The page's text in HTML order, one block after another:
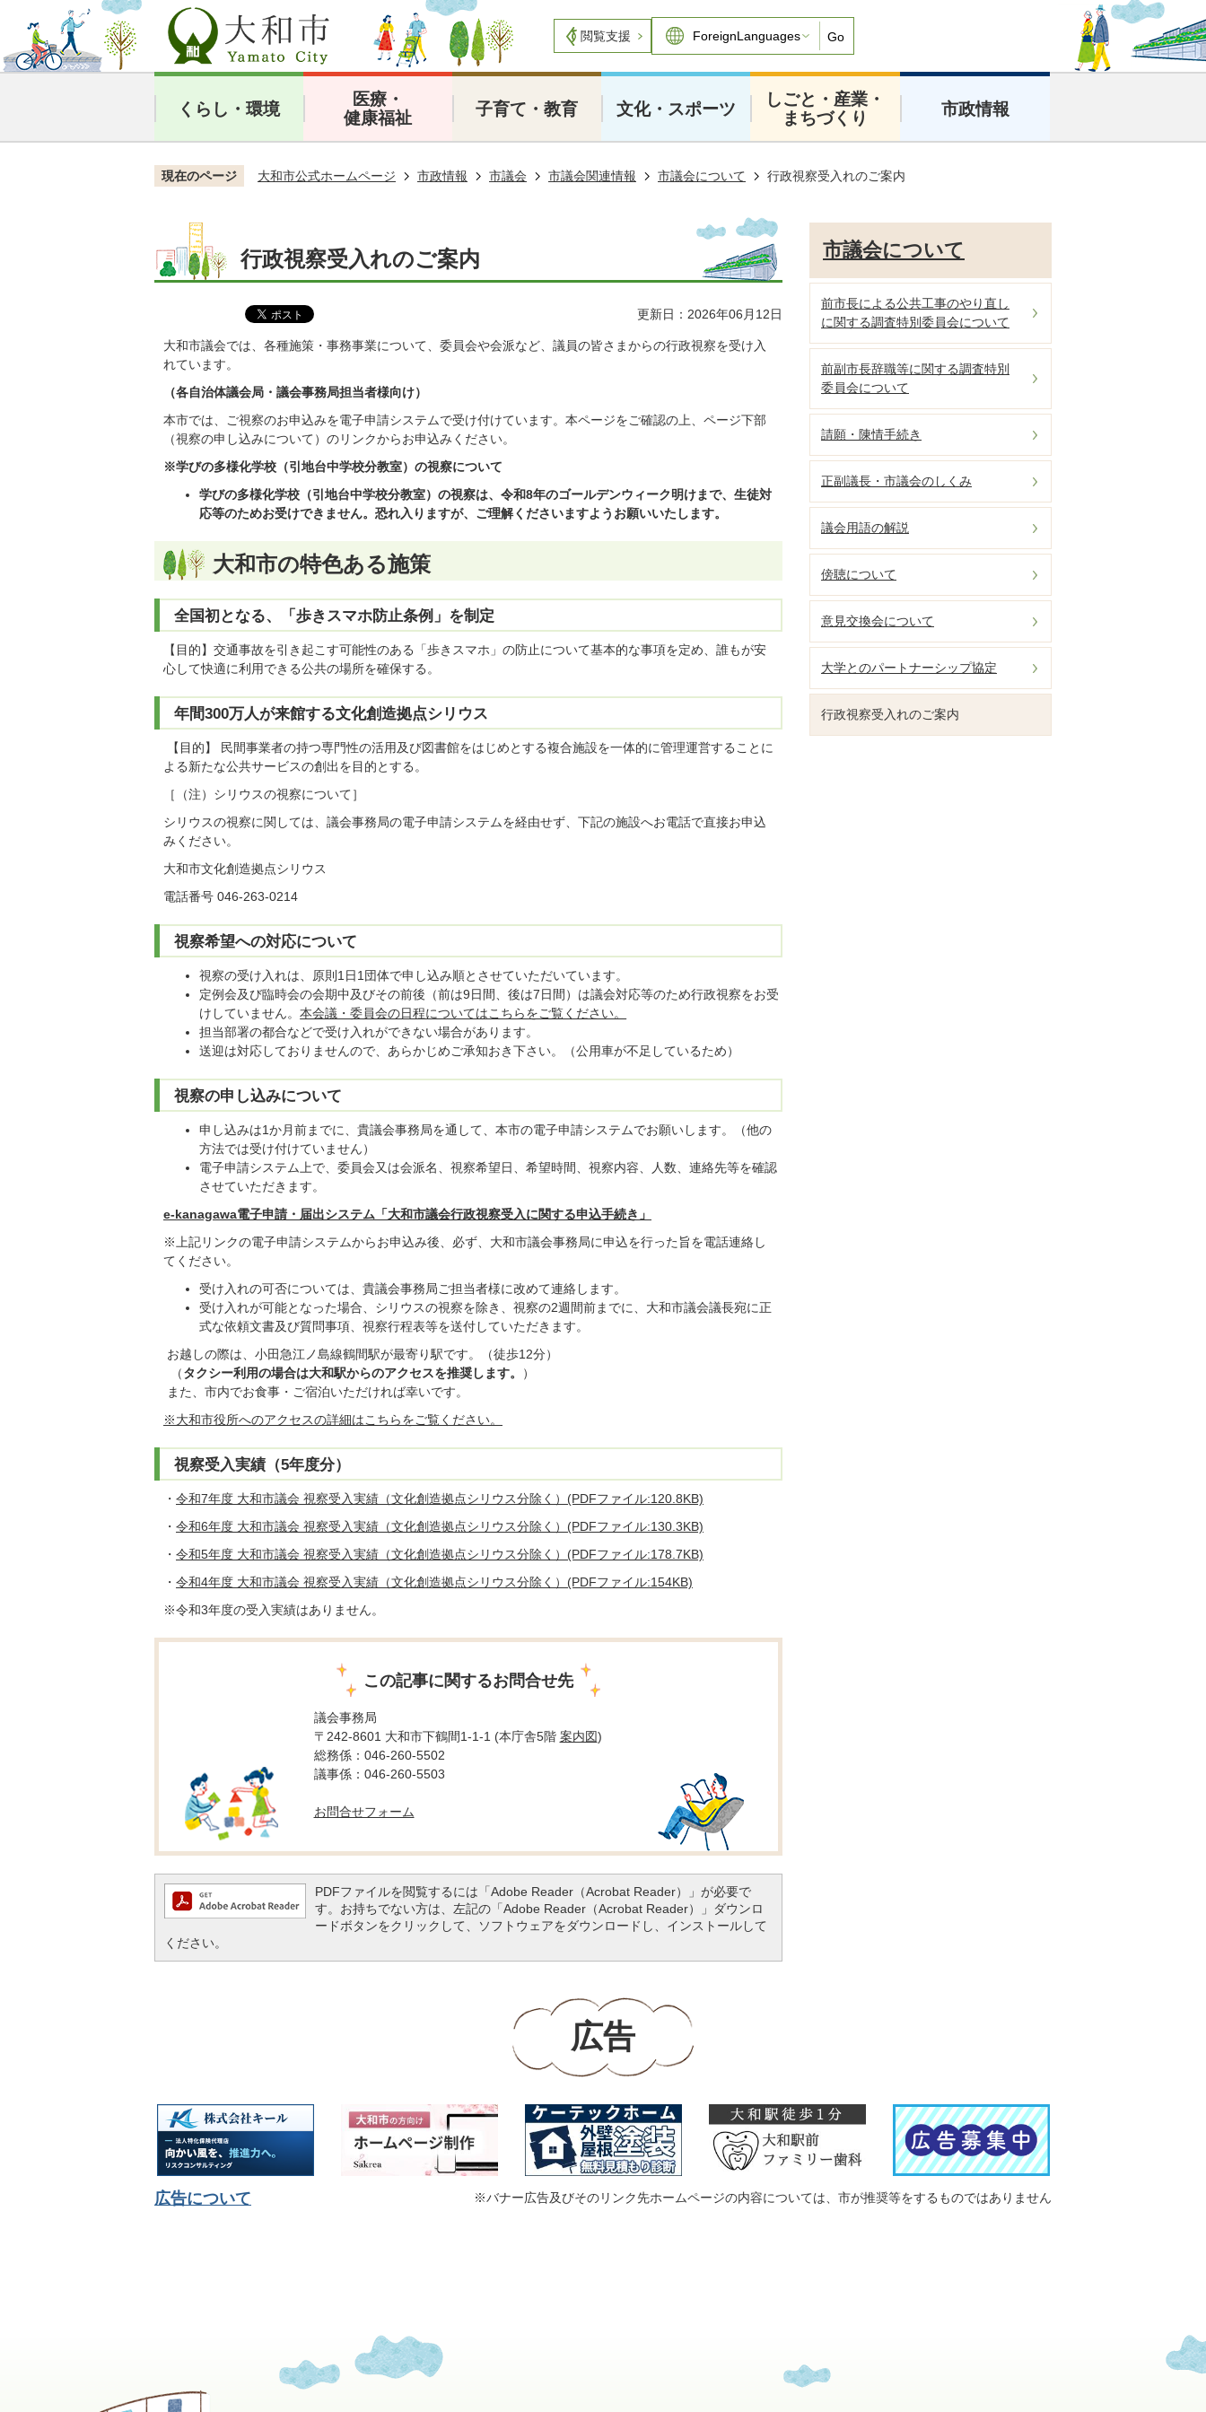
閲覧支援 Go
くらし・環境
医療・
健康福祉
子育て・教育 文化・スポーツ
しごと・産業・
まちづくり
市政情報
現在のページ 大和市公式ホームページ 市政情報 市議会 市議会関連情報 市議会について 行政視察受入れのご案内
行政視察受入れのご案内
更新日：2026年06月12日
大和市議会では、各種施策・事務事業について、委員会や会派など、議員の皆さまからの行政視察を受け入
れています。
（各自治体議会局・議会事務局担当者様向け）
本市では、ご視察のお申込みを電子申請システムで受け付けています。本ページをご確認の上、ページ下部
（視察の申し込みについて）のリンクからお申込みください。
※学びの多様化学校（引地台中学校分教室）の視察について
学びの多様化学校（引地台中学校分教室）の視察は、令和8年のゴールデンウィーク明けまで、生徒対
応等のためお受けできません。恐れ入りますが、ご理解くださいますようお願いいたします。
大和市の特色ある施策
全国初となる、「歩きスマホ防止条例」を制定
【目的】交通事故を引き起こす可能性のある「歩きスマホ」の防止について基本的な事項を定め、誰もが安
心して快適に利用できる公共の場所を確保する。
年間300万人が来館する文化創造拠点シリウス
【目的】 民間事業者の持つ専門性の活用及び図書館をはじめとする複合施設を一体的に管理運営することに
よる新たな公共サービスの創出を目的とする。
［（注）シリウスの視察について］
シリウスの視察に関しては、議会事務局の電子申請システムを経由せず、下記の施設へお電話で直接お申込
みください。
大和市文化創造拠点シリウス
電話番号 046-263-0214
視察希望への対応について
視察の受け入れは、原則1日1団体で申し込み順とさせていただいています。
定例会及び臨時会の会期中及びその前後（前は9日間、後は7日間）は議会対応等のため行政視察をお受
けしていません。本会議・委員会の日程についてはこちらをご覧ください。
担当部署の都合などで受け入れができない場合があります。
送迎は対応しておりませんので、あらかじめご承知おき下さい。（公用車が不足しているため）
視察の申し込みについて
申し込みは1か月前までに、貴議会事務局を通して、本市の電子申請システムでお願いします。（他の
方法では受け付けていません）
電子申請システム上で、委員会又は会派名、視察希望日、希望時間、視察内容、人数、連絡先等を確認
させていただきます。
e-kanagawa電子申請・届出システム「大和市議会行政視察受入に関する申込手続き」
※上記リンクの電子申請システムからお申込み後、必ず、大和市議会事務局に申込を行った旨を電話連絡し
てください。
受け入れの可否については、貴議会事務局ご担当者様に改めて連絡します。
受け入れが可能となった場合、シリウスの視察を除き、視察の2週間前までに、大和市議会議長宛に正
式な依頼文書及び質問事項、視察行程表等を送付していただきます。
お越しの際は、小田急江ノ島線鶴間駅が最寄り駅です。（徒歩12分）
（タクシー利用の場合は大和駅からのアクセスを推奨します。
）
また、市内でお食事・ご宿泊いただければ幸いです。
※大和市役所へのアクセスの詳細はこちらをご覧ください。
視察受入実績（5年度分）
・ 令和7年度 大和市議会 視察受入実績（文化創造拠点シリウス分除く）(PDFファイル:120.8KB)
・ 令和6年度 大和市議会 視察受入実績（文化創造拠点シリウス分除く）(PDFファイル:130.3KB)
・ 令和5年度 大和市議会 視察受入実績（文化創造拠点シリウス分除く）(PDFファイル:178.7KB)
・ 令和4年度 大和市議会 視察受入実績（文化創造拠点シリウス分除く）(PDFファイル:154KB)
※令和3年度の受入実績はありません。
この記事に関するお問合せ先
議会事務局
〒242-8601 大和市下鶴間1-1-1 (本庁舎5階 案内図)
総務係：046-260-5502
議事係：046-260-5503
お問合せフォーム
PDFファイルを閲覧するには「Adobe Reader（Acrobat Reader）」が必要で
す。お持ちでない方は、左記の「Adobe Reader（Acrobat Reader）」ダウンロ
ードボタンをクリックして、ソフトウェアをダウンロードし、インストールして
ください。
市議会について
前市長による公共工事のやり直し
に関する調査特別委員会について
前副市長辞職等に関する調査特別
委員会について
請願・陳情手続き
正副議長・市議会のしくみ
議会用語の解説
傍聴について
意見交換会について
大学とのパートナーシップ協定
行政視察受入れのご案内
広告
広告について ※バナー広告及びそのリンク先ホームページの内容については、市が推奨等をするものではありません